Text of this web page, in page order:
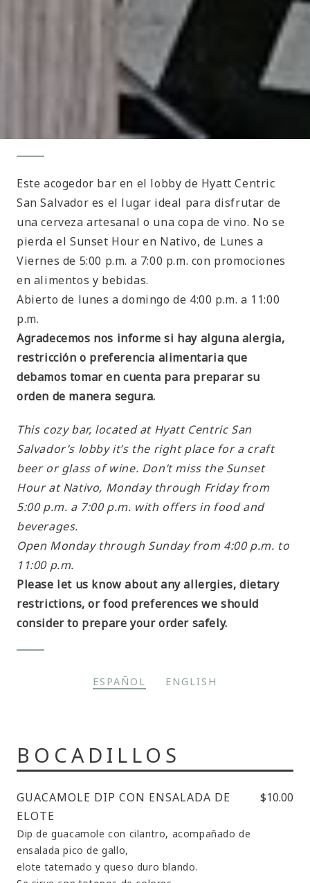
Este acogedor bar en el lobby de Hyatt Centric
San Salvador es el lugar ideal para disfrutar de
una cerveza artesanal o una copa de vino. No se
pierda el Sunset Hour en Nativo, de Lunes a
Viernes de 5:00 p.m. a 7:00 p.m. con promociones
en alimentos y bebidas.
Abierto de lunes a domingo de 4:00 p.m. a 11:00
p.m.
Agradecemos nos informe si hay alguna alergia,
restricción o preferencia alimentaria que
debamos tomar en cuenta para preparar su
orden de manera segura.
This cozy bar, located at Hyatt Centric San
Salvador’s lobby it’s the right place for a craft
beer or glass of wine. Don’t miss the Sunset
Hour at Nativo, Monday through Friday from
5:00 p.m. a 7:00 p.m. with offers in food and
beverages.
Open Monday through Sunday from 4:00 p.m. to
11:00 p.m.
Please let us know about any allergies, dietary
restrictions, or food preferences we should
consider to prepare your order safely.
ESPAÑOL ENGLISH
BOCADILLOS
GUACAMOLE DIP CON ENSALADA DE
ELOTE
Dip de guacamole con cilantro, acompañado de
ensalada pico de gallo,
elote tatemado y queso duro blando.
$10.00